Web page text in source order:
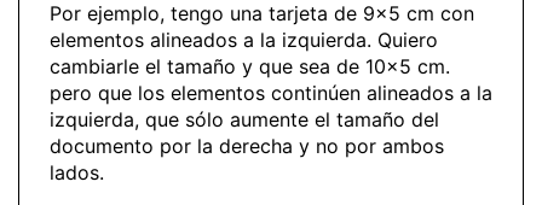
Por ejemplo, tengo una tarjeta de 9×5 cm con
elementos alineados a la izquierda. Quiero
cambiarle el tamaño y que sea de 10×5 cm.
pero que los elementos continúen alineados a la
izquierda, que sólo aumente el tamaño del
documento por la derecha y no por ambos
lados.